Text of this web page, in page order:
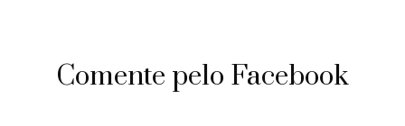
Comente pelo Facebook